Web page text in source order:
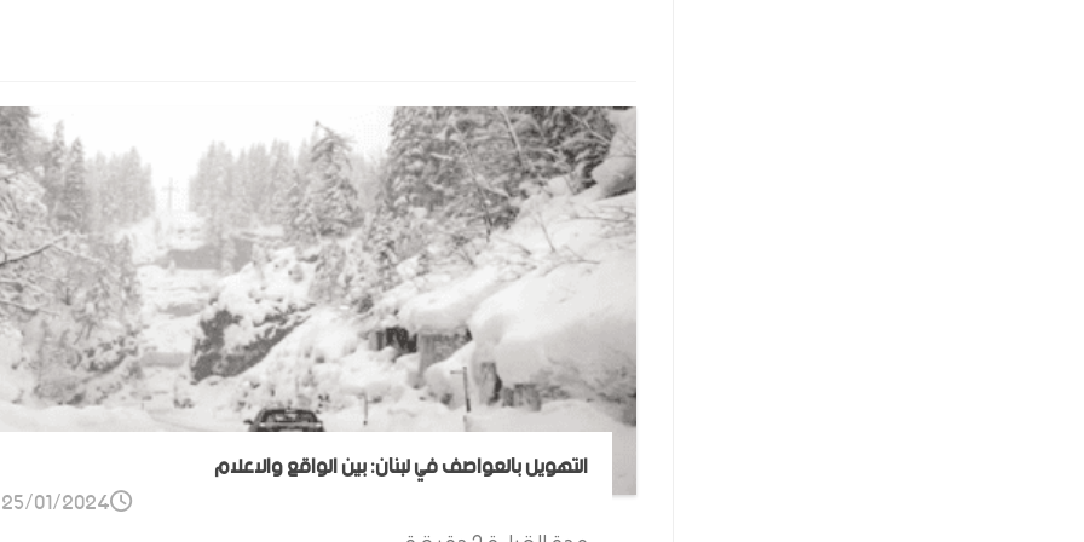
التهويل بالعواصف في لبنان: بين الواقع والاعلام
25/01/2024